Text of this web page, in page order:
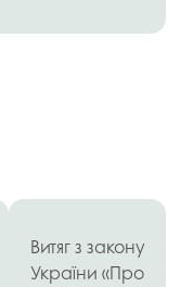
Витяг з закону
України «Про